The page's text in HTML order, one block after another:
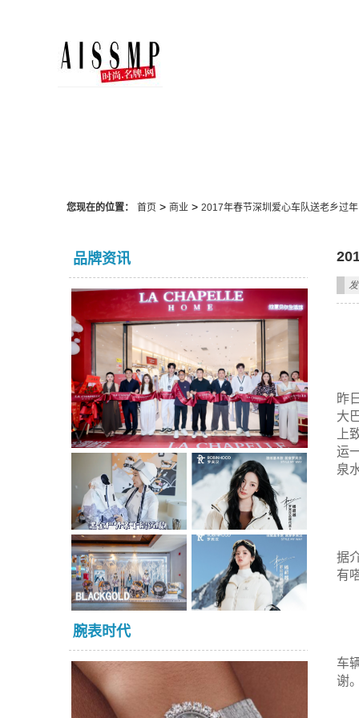
您现在的位置： 首页> 商业 > 2017年春节深圳爱心车队送老乡过年
品牌资讯
腕表时代
昨
大
上
运
泉
据
有
车
谢